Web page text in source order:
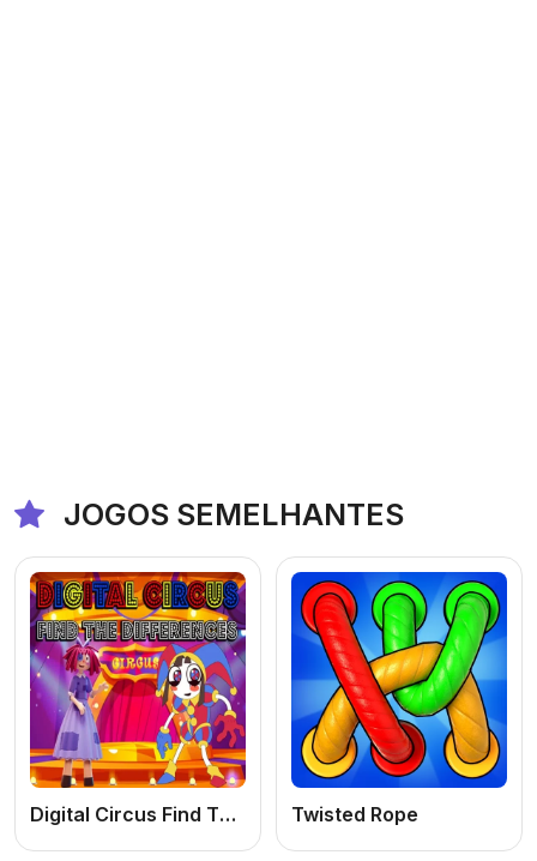
JOGOS SEMELHANTES
Digital Circus Find The Differences Twisted Rope